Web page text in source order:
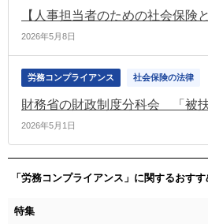
2026年5月8日
労務コンプライアンス 社会保険の法律
2026年5月1日
「労務コンプライアンス」に関するおす
特集